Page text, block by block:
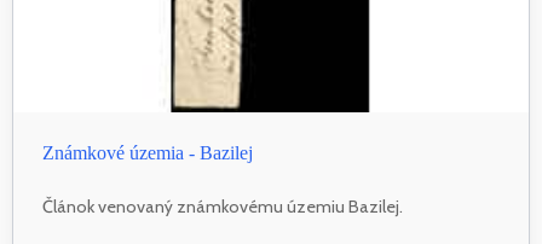
Známkové územia - Bazilej
Článok venovaný známkovému územiu Bazilej.